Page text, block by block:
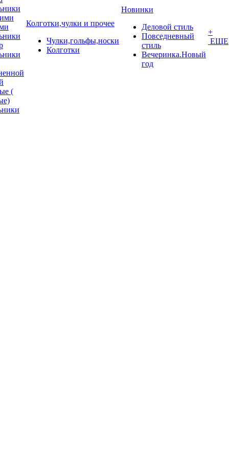
(
Колготки,чулки и прочее
Чулки,гольфы,носки
Колготки
Новинки
Деловой стиль
Повседневный
стиль
Вечеринка.Новый
год
+
ЕЩЕ